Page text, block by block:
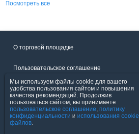
Посмотреть все
О торговой площадке
Пользовательское соглашение
Политика конфиденциальности
Продавцы
Мы используем файлы cookie для вашего
удобства пользования сайтом и повышения
качества рекомендаций. Продолжив
пользоваться сайтом, вы принимаете
пользовательское соглашение, политику
конфиденциальности и использования cookie
файлов.